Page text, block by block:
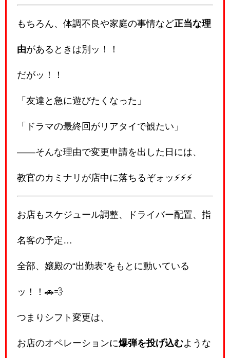
もちろん、体調不良や家庭の事情など正当な理
由があるときは別ッ！！
だがッ！！
「友達と急に遊びたくなった」
「ドラマの最終回がリアタイで観たい」
――そんな理由で変更申請を出した日には、
教官のカミナリが店中に落ちるぞォッ⚡⚡⚡
お店もスケジュール調整、ドライバー配置、指
名客の予定…
全部、嬢殿の“出勤表”をもとに動いている
ッ！！🚗💨
つまりシフト変更は、
お店のオペレーションに爆弾を投げ込むような